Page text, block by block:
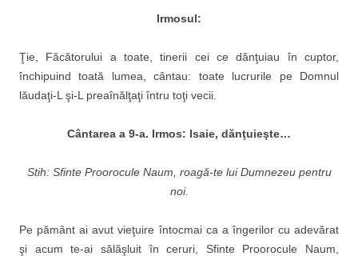
Irmosul:
Ţie, Făcătorului a toate, tinerii cei ce dănţuiau în cuptor,
închipuind toată lumea, cântau: toate lucrurile pe Domnul
lăudaţi-L şi-L preaînălţaţi întru toţi vecii.
Cântarea a 9-a. Irmos: Isaie, dănţuieşte…
Stih: Sfinte Proorocule Naum, roagă-te lui Dumnezeu pentru
noi.
Pe pământ ai avut vieţuire întocmai ca a îngerilor cu adevărat
şi acum te-ai sălăşluit în ceruri, Sfinte Proorocule Naum,